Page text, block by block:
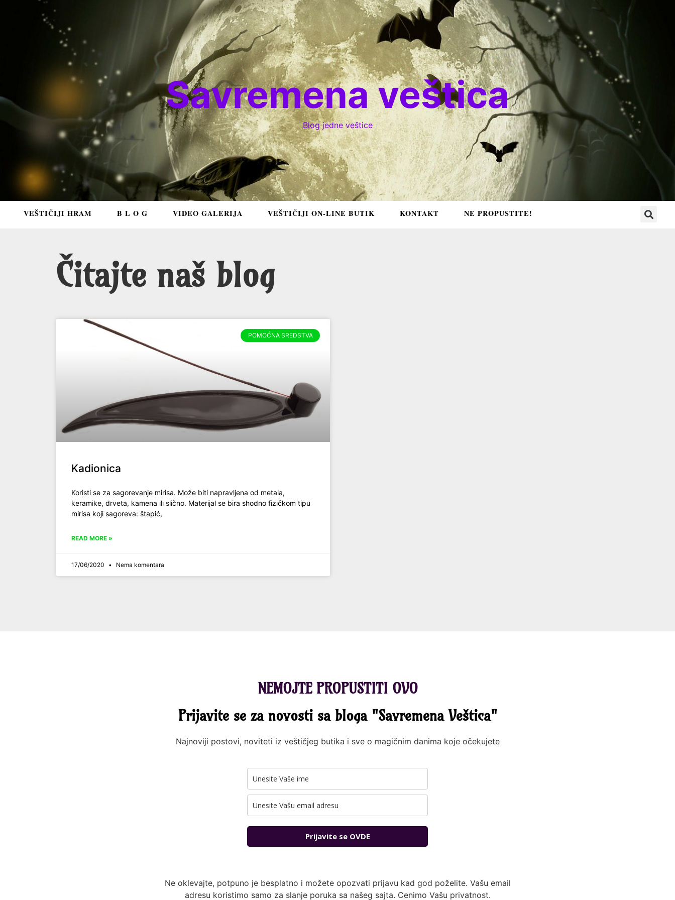
Savremena veštica
Blog jedne veštice
VEŠTIČIJI HRAM B L O G VIDEO GALERIJA VEŠTIČIJI ON-LINE BUTIK KONTAKT NE PROPUSTITE!
Čitajte naš blog
POMOĆNA SREDSTVA
Kadionica
Koristi se za sagorevanje mirisa. Može biti napravljena od metala,
keramike, drveta, kamena ili slično. Materijal se bira shodno fizičkom tipu
mirisa koji sagoreva: štapić,
READ MORE »
17/06/2020 Nema komentara
NEMOJTE PROPUSTITI OVO
Prijavite se za novosti sa bloga "Savremena Veštica"
Najnoviji postovi, noviteti iz veštičjeg butika i sve o magičnim danima koje očekujete
Prijavite se OVDE
Ne oklevajte, potpuno je besplatno i možete opozvati prijavu kad god poželite. Vašu email
adresu koristimo samo za slanje poruka sa našeg sajta. Cenimo Vašu privatnost.